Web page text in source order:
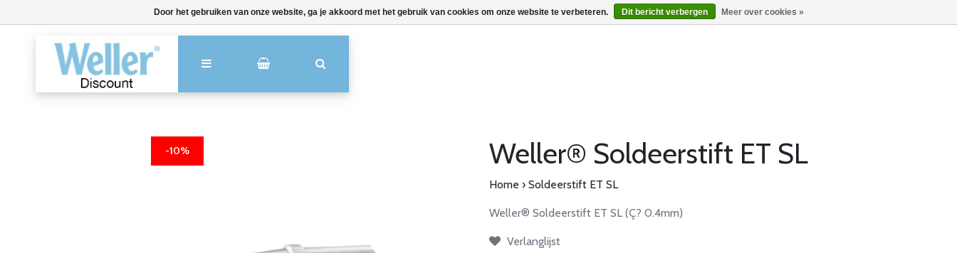
-10%
-10% Weller® Soldeerstift ET SL
Home › Soldeerstift ET SL
Weller® Soldeerstift ET SL (Ç? 0.4mm)
Verlanglijst
Door het gebruiken van onze website, ga je akkoord met het gebruik van cookies om onze website te verbeteren. Dit bericht verbergen Meer over cookies »